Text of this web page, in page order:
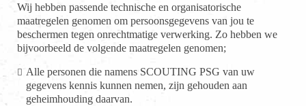
Wij hebben passende technische en organisatorische
maatregelen genomen om persoonsgegevens van jou te
beschermen tegen onrechtmatige verwerking. Zo hebben we
bijvoorbeeld de volgende maatregelen genomen;
Alle personen die namens SCOUTING PSG van uw
gegevens kennis kunnen nemen, zijn gehouden aan
geheimhouding daarvan.